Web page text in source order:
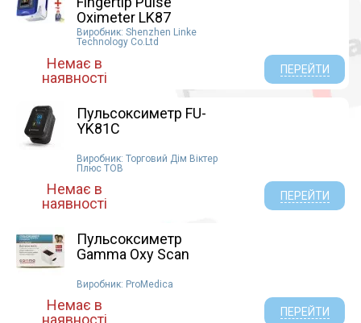
Oximeter LK87
Виробник: Shenzhen Linke
Technology Co.Ltd
Немає в
наявності
ПЕРЕЙТИ
Пульсоксиметр FU-
YK81C
Виробник: Торговий Дім Віктер
Плюс ТОВ
Немає в
наявності
ПЕРЕЙТИ
Пульсоксиметр
Gamma Oxy Scan
Виробник: ProMedica
Немає в
наявності
ПЕРЕЙТИ